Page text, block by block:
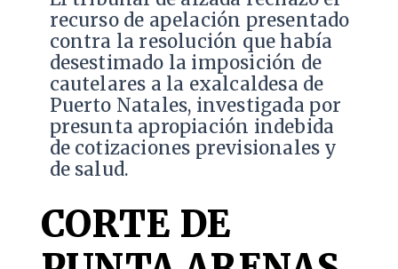
recurso de apelación presentado
contra la resolución que había
desestimado la imposición de
cautelares a la exalcaldesa de
Puerto Natales, investigada por
presunta apropiación indebida
de cotizaciones previsionales y
de salud.
CORTE DE